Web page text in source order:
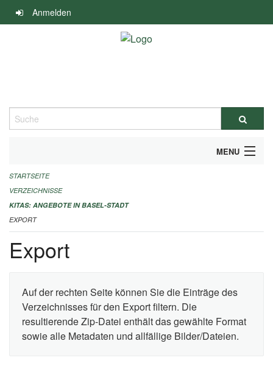
Navigation
überspringen
Anmelden
Suche
MENU
ALLGEMEINE INFORMATIONEN
IMPRESSUM
STARTSEITE
VERZEICHNISSE
KITAS: ANGEBOTE IN BASEL-STADT
EXPORT
Export
Auf der rechten Seite können Sie die Einträge des
Verzeichnisses für den Export filtern. Die
resultierende Zip-Datei enthält das gewählte Format
sowie alle Metadaten und allfällige Bilder/Dateien.